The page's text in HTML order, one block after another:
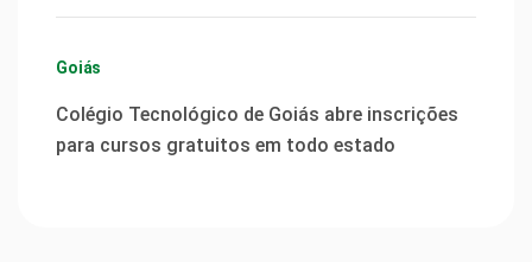
Goiás
Colégio Tecnológico de Goiás abre inscrições
para cursos gratuitos em todo estado